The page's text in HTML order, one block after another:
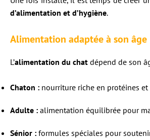
d’alimentation et d’hygiène.
Alimentation adaptée à son âge
L’alimentation du chat dépend de son
Chaton : nourriture riche en protéines et
Adulte : alimentation équilibrée pour
Sénior : formules spéciales pour